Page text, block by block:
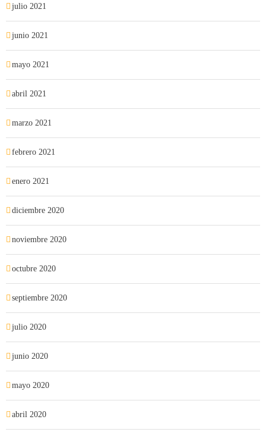
julio 2021
junio 2021
mayo 2021
abril 2021
marzo 2021
febrero 2021
enero 2021
diciembre 2020
noviembre 2020
octubre 2020
septiembre 2020
julio 2020
junio 2020
mayo 2020
abril 2020